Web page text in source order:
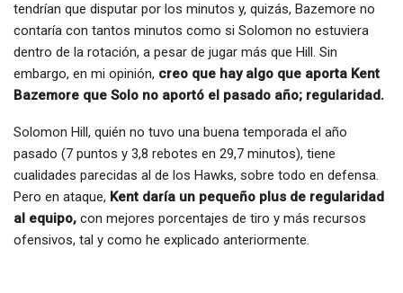
tendrían que disputar por los minutos y, quizás, Bazemore no
contaría con tantos minutos como si Solomon no estuviera
dentro de la rotación, a pesar de jugar más que Hill. Sin
embargo, en mi opinión, creo que hay algo que aporta Kent
Bazemore que Solo no aportó el pasado año; regularidad.
Solomon Hill, quién no tuvo una buena temporada el año
pasado (7 puntos y 3,8 rebotes en 29,7 minutos), tiene
cualidades parecidas al de los Hawks, sobre todo en defensa.
Pero en ataque, Kent daría un pequeño plus de regularidad
al equipo, con mejores porcentajes de tiro y más recursos
ofensivos, tal y como he explicado anteriormente.